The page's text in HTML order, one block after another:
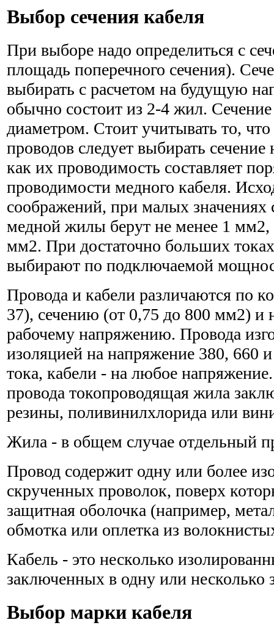
Выбор сечения кабеля
При выборе надо определиться с
площадь поперечного сечения).
выбирать с расчетом на будущую
обычно состоит из 2-4 жил.
диаметром. Стоит учитывать то,
проводов следует выбирать
как их проводимость составляет
проводимости медного кабеля.
соображений, при малых значениях
медной жилы берут не менее 1
мм2. При достаточно больших
выбирают по подключаемой
Провода и кабели различаются по
37), сечению (от 0,75 до 800 мм2) и
рабочему напряжению. Провода
изоляцией на напряжение 380, 660
тока, кабели - на любое
провода токопроводящая жила
резины, поливинилхлорида или
Жила - в общем случае отдельный
Провод содержит одну или более
скрученных проволок, поверх
защитная оболочка (например,
обмотка или оплетка из
Кабель - это несколько
заключенных в одну или несколько
Выбор марки кабеля